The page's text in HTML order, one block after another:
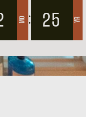
MO : 25 YR